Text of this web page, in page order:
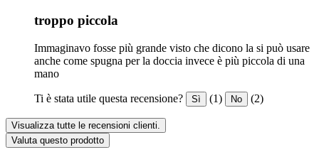
troppo piccola
Immaginavo fosse più grande visto che dicono la si può usare
anche come spugna per la doccia invece è più piccola di una
mano
Ti è stata utile questa recensione? Sì (1) No (2)
Visualizza tutte le recensioni clienti.
Valuta questo prodotto